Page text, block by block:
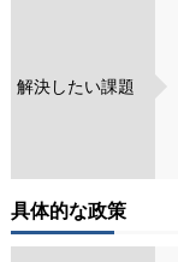
解決したい課題
具体的な政策